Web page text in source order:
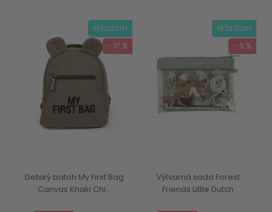
Detský batoh My First Bag
Canvas Khaki Chi...
skladom
- 17 %
Výtvarná sada Forest
Friends Little Dutch
skladom
- 9 %